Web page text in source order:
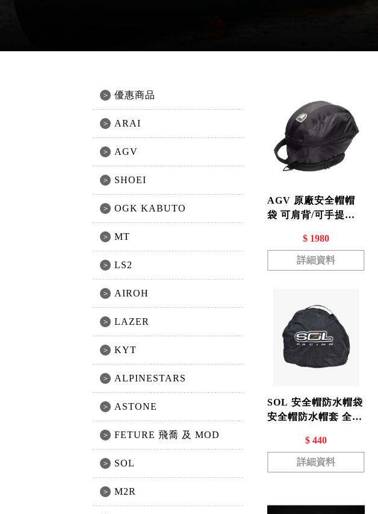
優惠商品
ARAI
AGV
SHOEI
OGK KABUTO
MT
LS2
AIROH
LAZER
KYT
ALPINESTARS
ASTONE
FETURE 飛喬 及 MOD
SOL
M2R
AGV 原廠安全帽帽
袋 可肩背/可手提
$ 1980
詳細資料
SOL 安全帽防水帽袋
安全帽防水帽套 全罩
$ 440
詳細資料